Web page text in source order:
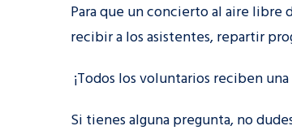
Para que un concierto al aire libre
recibir a los asistentes, repartir
¡Todos los voluntarios reciben
Si tienes alguna pregunta, no